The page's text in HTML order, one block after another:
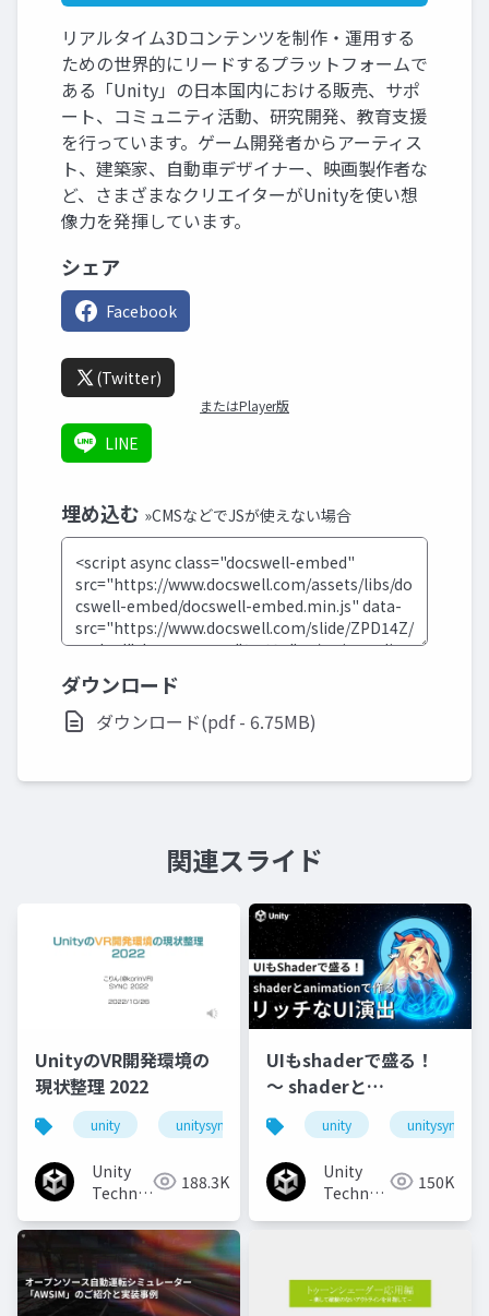
リアルタイム3Dコンテンツを制作・運用する
ための世界的にリードするプラットフォームで
ある「Unity」の日本国内における販売、サポ
ート、コミュニティ活動、研究開発、教育支援
を行っています。ゲーム開発者からアーティス
ト、建築家、自動車デザイナー、映画製作者な
ど、さまざまなクリエイターがUnityを使い想
像力を発揮しています。
シェア
Facebook
(Twitter)
またはPlayer版
LINE
埋め込む »CMSなどでJSが使えない場合
ダウンロード
ダウンロード(pdf - 6.75MB)
関連スライド
UnityのVR開発環境の
現状整理 2022
unity unitysync
Unity
Technologies188.3K
UIもshaderで盛る！
〜 shaderと
animationで作るリッ
チなUI演出
unity unitysync
Unity
Technologies150K